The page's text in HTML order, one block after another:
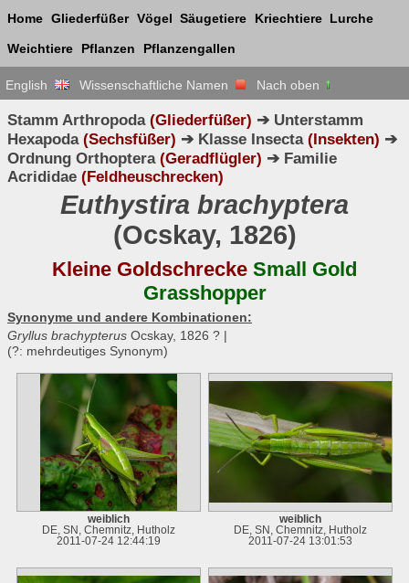
Home Gliederfüßer Vögel Säugetiere Kriechtiere Lurche
Weichtiere Pflanzen Pflanzengallen
English Wissenschaftliche Namen Nach oben
Stamm Arthropoda (Gliederfüßer) ➔ Unterstamm
Hexapoda(Sechsfüßer) ➔ Klasse Insecta(Insekten) ➔
Ordnung Orthoptera(Geradflügler) ➔ Familie
Acrididae (Feldheuschrecken)
Euthystira brachyptera
(Ocskay, 1826)
Kleine Goldschrecke Small Gold
Grasshopper
Synonyme und andere Kombinationen:
Gryllus brachypterus Ocskay, 1826 ? |
(?: mehrdeutiges Synonym)
weiblich
DE, SN, Chemnitz, Hutholz
2011-07-24 12:44:19
weiblich
DE, SN, Chemnitz, Hutholz
2011-07-24 13:01:53